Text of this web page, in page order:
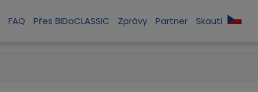
FAQ Přes BIDaCLASSIC Zprávy Partner Skauti